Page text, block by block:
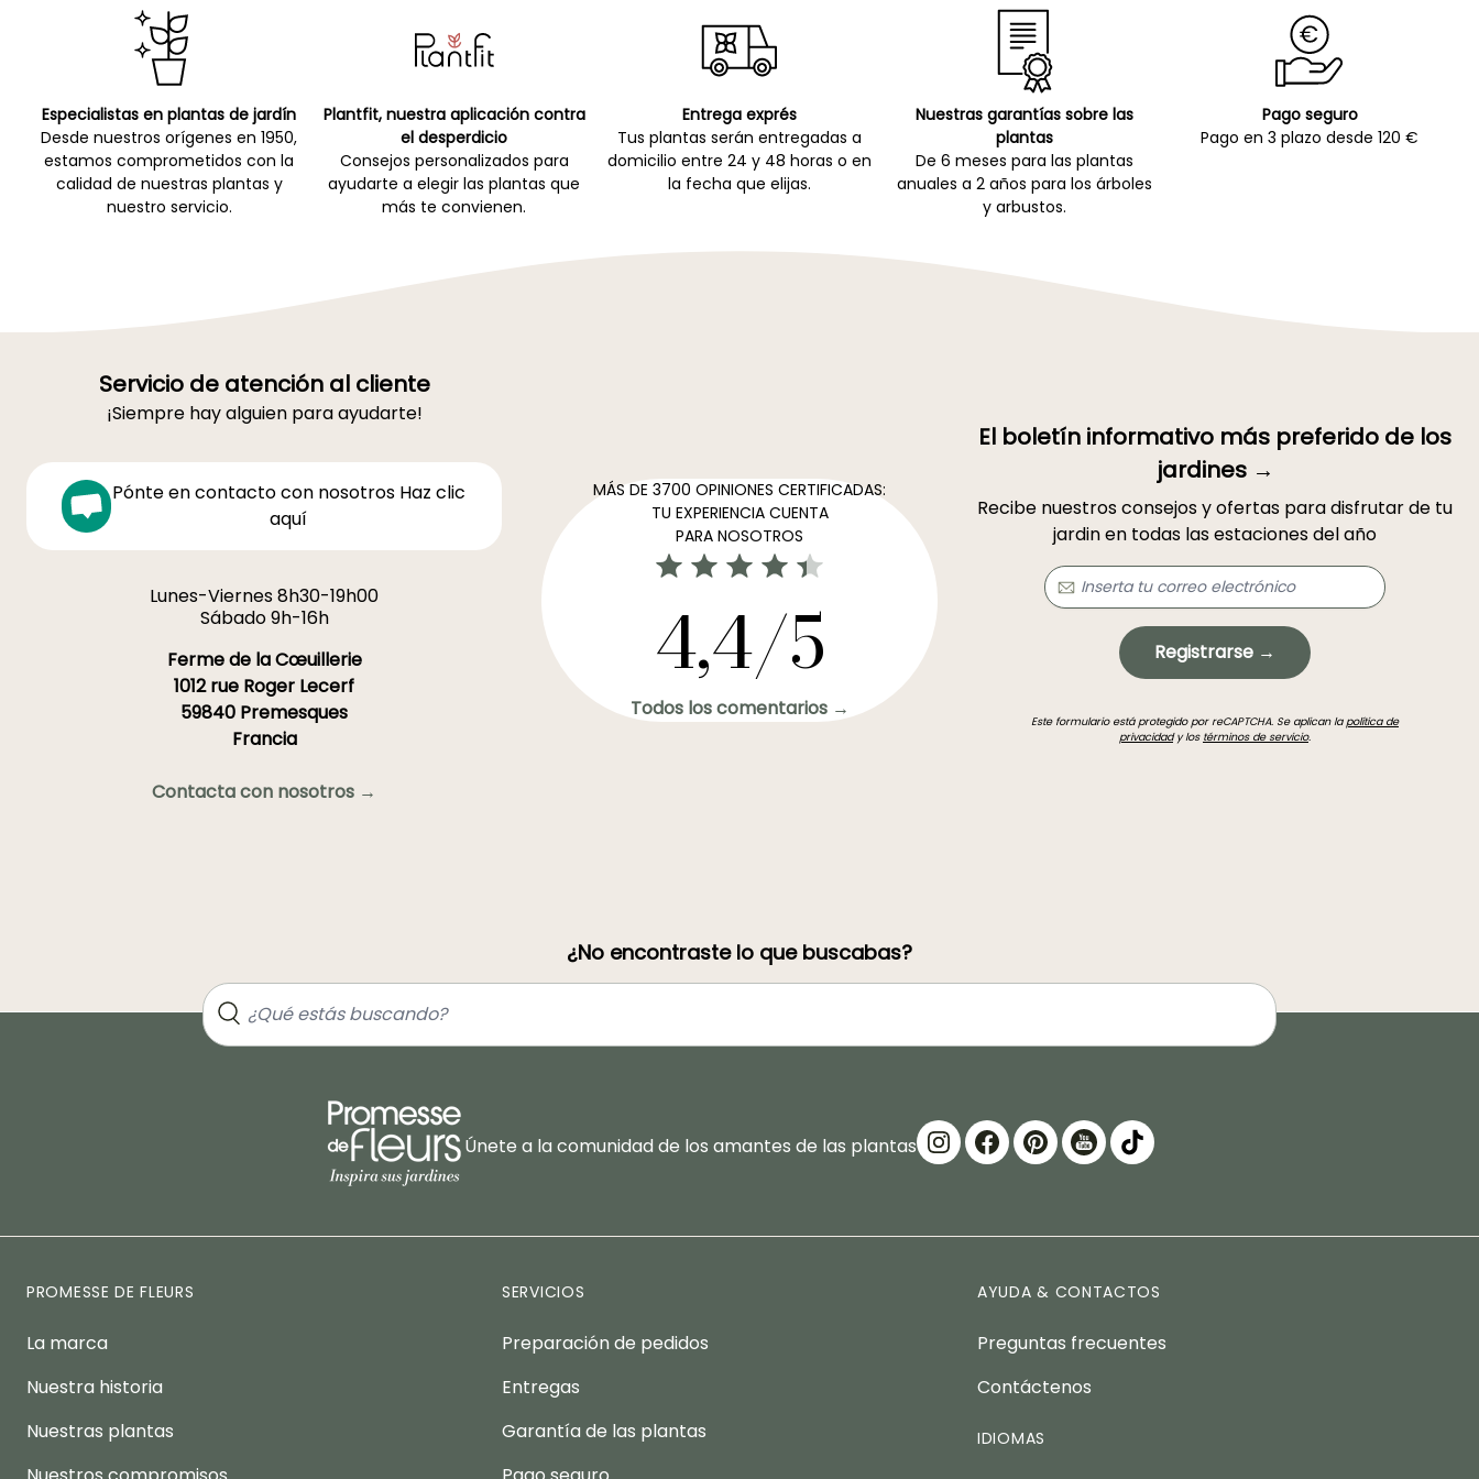
Especialistas en plantas de jardín
Desde nuestros orígenes en 1950,
estamos comprometidos con la
calidad de nuestras plantas y
nuestro servicio.
Plantfit, nuestra aplicación contra
el desperdicio
Consejos personalizados para
ayudarte a elegir las plantas que
más te convienen.
Entrega exprés
Tus plantas serán entregadas a
domicilio entre 24 y 48 horas o en
la fecha que elijas.
Nuestras garantías sobre las
plantas
De 6 meses para las plantas
anuales a 2 años para los árboles
y arbustos.
Pago seguro
Pago en 3 plazo desde 120 €
Servicio de atención al cliente
¡Siempre hay alguien para ayudarte!
Pónte en contacto con nosotros Haz clic
aquí
Lunes-Viernes 8h30-19h00
Sábado 9h-16h
Ferme de la Cœuillerie
1012 rue Roger Lecerf
59840 Premesques
Francia
Contacta con nosotros →
MÁS DE 3700 OPINIONES CERTIFICADAS:
TU EXPERIENCIA CUENTA
PARA NOSOTROS
4,4/5
Todos los comentarios →
El boletín informativo más preferido de los
jardines →
Recibe nuestros consejos y ofertas para disfrutar de tu
jardin en todas las estaciones del año
Registrarse →
Este formulario está protegido por reCAPTCHA. Se aplican lapolítica de
privacidady los términos de servicio.
¿No encontraste lo que buscabas?
Únete a la comunidad de los amantes de las plantas
PROMESSE DE FLEURS
La marca
Nuestra historia
Nuestras plantas
SERVICIOS
Preparación de pedidos
Entregas
Garantía de las plantas
AYUDA & CONTACTOS
Preguntas frecuentes
Contáctenos
IDIOMAS